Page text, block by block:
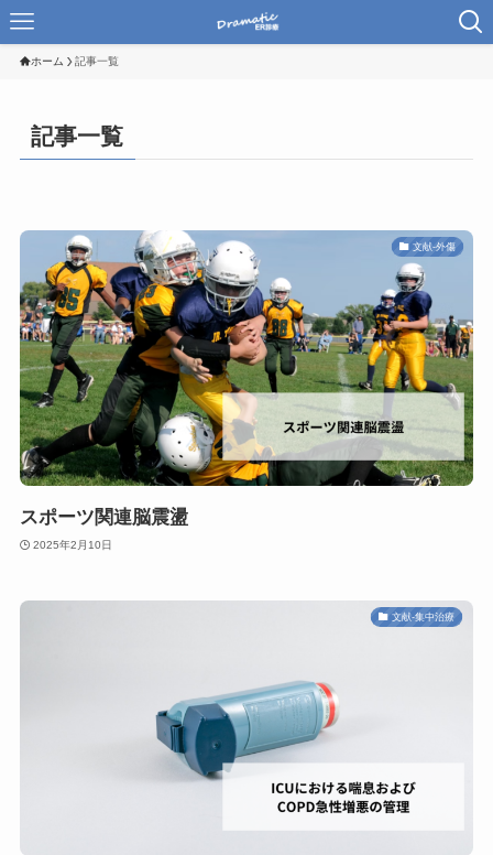
ホーム 記事一覧
記事一覧
文献-外傷
スポーツ関連脳震盪
2025年2月10日
文献-集中治療